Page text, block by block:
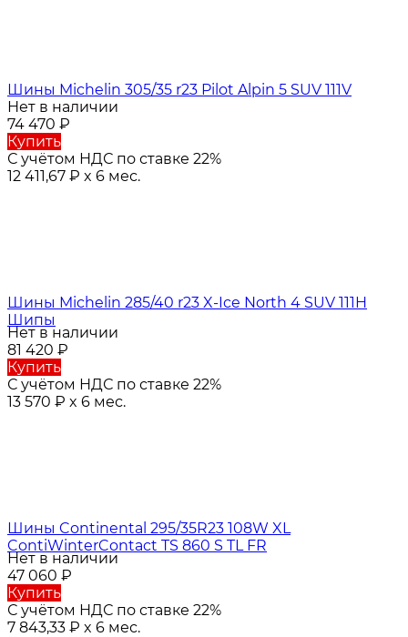
Шины Michelin 305/35 r23 Pilot Alpin 5 SUV 111V
Нет в наличии
74 470 ₽
Купить
С учётом НДС по ставке 22%
12 411,67 ₽ x 6 мес.
Шины Michelin 285/40 r23 X-Ice North 4 SUV 111H
Шипы
Нет в наличии
81 420 ₽
Купить
С учётом НДС по ставке 22%
13 570 ₽ x 6 мес.
Шины Continental 295/35R23 108W XL
ContiWinterContact TS 860 S TL FR
Нет в наличии
47 060 ₽
Купить
С учётом НДС по ставке 22%
7 843,33 ₽ x 6 мес.